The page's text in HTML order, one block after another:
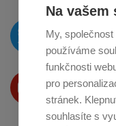
Na vašem
My, společnost
používáme
funkčnosti
pro
stránek.
souhlasíte s
O novinkách
na
Produkty
na